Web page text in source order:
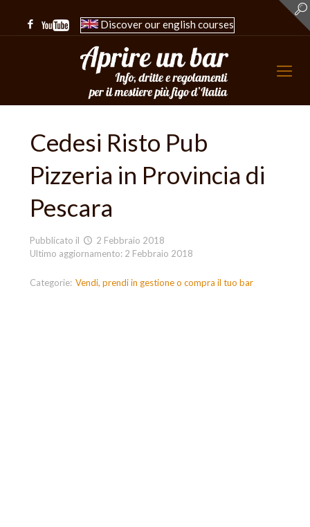
Discover our english courses
Cedesi Risto Pub
Pizzeria in Provincia di
Pescara
Pubblicato il
2 Febbraio 2018
Ultimo aggiornamento: 2 Febbraio 2018
Categorie: Vendi, prendi in gestione o compra il tuo bar